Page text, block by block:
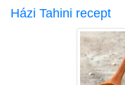
Házi Tahini recept